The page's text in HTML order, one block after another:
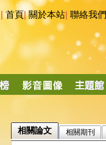
|首頁|關於本站 聯絡我們
相關論文 相關期刊